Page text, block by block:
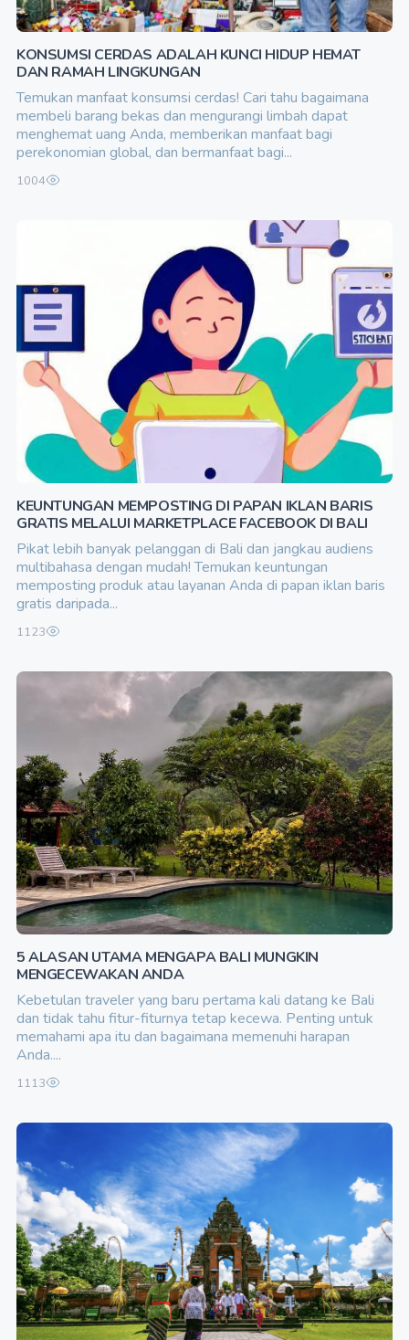
KONSUMSI CERDAS ADALAH KUNCI HIDUP HEMAT
DAN RAMAH LINGKUNGAN
Temukan manfaat konsumsi cerdas! Cari tahu bagaimana
membeli barang bekas dan mengurangi limbah dapat
menghemat uang Anda, memberikan manfaat bagi
perekonomian global, dan bermanfaat bagi...
1004
KEUNTUNGAN MEMPOSTING DI PAPAN IKLAN BARIS
GRATIS MELALUI MARKETPLACE FACEBOOK DI BALI
Pikat lebih banyak pelanggan di Bali dan jangkau audiens
multibahasa dengan mudah! Temukan keuntungan
memposting produk atau layanan Anda di papan iklan baris
gratis daripada...
1123
5 ALASAN UTAMA MENGAPA BALI MUNGKIN
MENGECEWAKAN ANDA
Kebetulan traveler yang baru pertama kali datang ke Bali
dan tidak tahu fitur-fiturnya tetap kecewa. Penting untuk
memahami apa itu dan bagaimana memenuhi harapan
Anda....
1113